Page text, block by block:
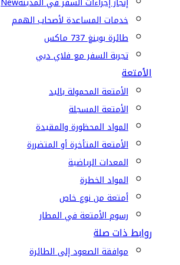
خدمات المساعدة لأصحاب الهمم
طائرة بوينغ 737 ماكس
تجربة السفر مع فلاي دبي
الأمتعة
الأمتعة المحمولة باليد
الأمتعة المسجلة
المواد المحظورة والمقيدة
الأمتعة المتأخرة أو المتضررة
المعدات الرياضية
المواد الخطرة
أمتعة من نوع خاص
رسوم الأمتعة في المطار
روابط ذات صلة
موافقة الصعود إلى الطائرة